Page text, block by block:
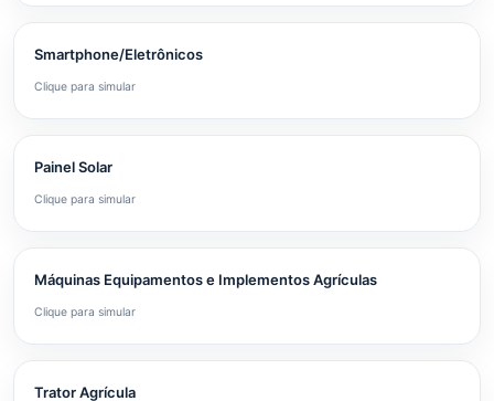
Smartphone/Eletrônicos
Clique para simular
Painel Solar
Clique para simular
Máquinas Equipamentos e Implementos Agrículas
Clique para simular
Trator Agrícula